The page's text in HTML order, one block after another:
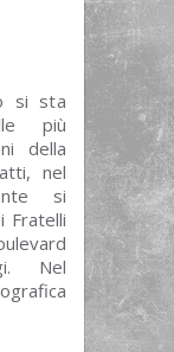
si sta
più
della
nel
si
Fratelli
Nel